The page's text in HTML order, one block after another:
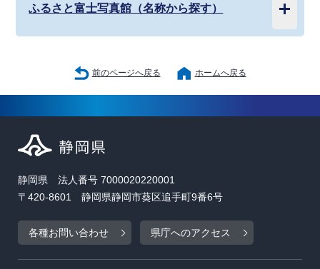
ふるさと富士写真館（名称から探す）
前のページへ戻る ホームへ戻る
静岡県 法人番号 7000020220001
〒420-8601 静岡県静岡市葵区追手町9番6号
各種お問い合わせ 県庁へのアクセス